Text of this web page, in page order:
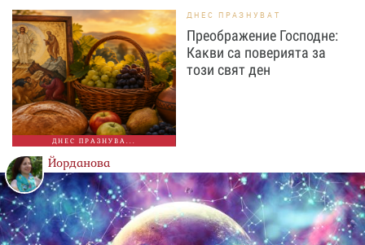
ДНЕС ПРАЗНУВА...
ДНЕС ПРАЗНУВАТ
Преображение Господне:
Какви са поверията за
този свят ден
Йорданова